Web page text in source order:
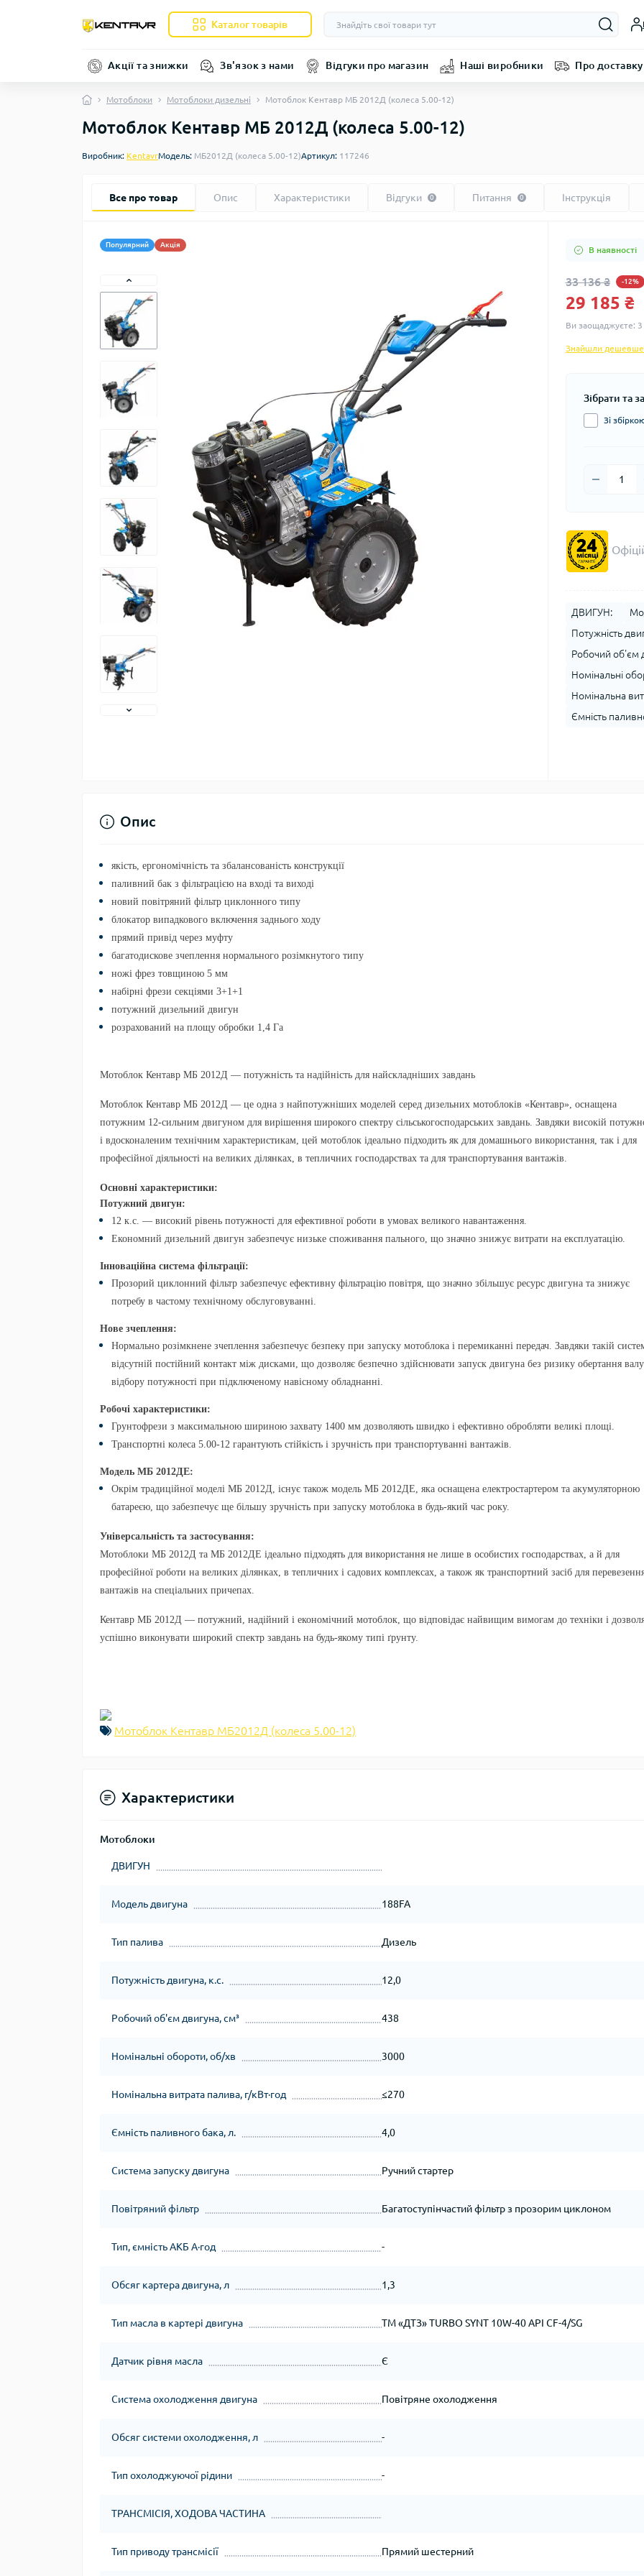
Каталог товарів
Акції та знижки Зв'язок з нами Відгуки про магазин Наші виробники Про доставку
Мотоблоки Мотоблоки дизельні Мотоблок Кентавр МБ 2012Д (колеса 5.00-12)
Мотоблок Кентавр МБ 2012Д (колеса 5.00-12)
Виробник: KentavrМодель: МБ2012Д (колеса 5.00-12)Артикул: 117246
Все про товар Опис Характеристики Відгуки 0 Питання 0 Інструкція
Популярний Акція
В наявності
33 136 ₴ -12%
29 185 ₴
Ви заощаджуєте:
Знайшли
Зібрати та
Зі
ДВИГУН:
Потужність
Робочий об'єм
Номінальні
Номінальна
Ємність
Опис
якість, ергономічність та збалансованість конструкції
паливний бак з фільтрацією на вході та виході
новий повітряний фільтр циклонного типу
блокатор випадкового включення заднього ходу
прямий привід через муфту
багатодискове зчеплення нормального розімкнутого типу
ножі фрез товщиною 5 мм
набірні фрези секціями 3+1+1
потужний дизельний двигун
розрахований на площу обробки 1,4 Га
Мотоблок Кентавр МБ 2012Д — потужність та надійність для найскладніших завдань
Мотоблок Кентавр МБ 2012Д — це одна з найпотужніших моделей серед дизельних мотоблоків «Кентавр», оснащена
потужним 12-сильним двигуном для вирішення широкого спектру сільськогосподарських завдань. Завдяки високій
і вдосконаленим технічним характеристикам, цей мотоблок ідеально підходить як для домашнього використання, так і для
професійної діяльності на великих ділянках, в тепличних господарствах та для транспортування вантажів.
Основні характеристики:
Потужний двигун:
12 к.с. — високий рівень потужності для ефективної роботи в умовах великого навантаження.
Економний дизельний двигун забезпечує низьке споживання пального, що значно знижує витрати на експлуатацію.
Інноваційна система фільтрації:
Прозорий циклонний фільтр забезпечує ефективну фільтрацію повітря, що значно збільшує ресурс двигуна та знижує
потребу в частому технічному обслуговуванні.
Нове зчеплення:
Нормально розімкнене зчеплення забезпечує безпеку при запуску мотоблока і перемиканні передач. Завдяки такій
відсутній постійний контакт між дисками, що дозволяє безпечно здійснювати запуск двигуна без ризику обертання валу
відбору потужності при підключеному навісному обладнанні.
Робочі характеристики:
Грунтофрези з максимальною шириною захвату 1400 мм дозволяють швидко і ефективно обробляти великі площі.
Транспортні колеса 5.00-12 гарантують стійкість і зручність при транспортуванні вантажів.
Модель МБ 2012ДЕ:
Окрім традиційної моделі МБ 2012Д, існує також модель МБ 2012ДЕ, яка оснащена електростартером та акумуляторною
батареєю, що забезпечує ще більшу зручність при запуску мотоблока в будь-який час року.
Універсальність та застосування:
Мотоблоки МБ 2012Д та МБ 2012ДЕ ідеально підходять для використання не лише в особистих господарствах, а й для
професійної роботи на великих ділянках, в тепличних і садових комплексах, а також як транспортний засіб для
вантажів на спеціальних причепах.
Кентавр МБ 2012Д — потужний, надійний і економічний мотоблок, що відповідає найвищим вимогам до техніки і
успішно виконувати широкий спектр завдань на будь-якому типі ґрунту.
Мотоблок Кентавр МБ2012Д (колеса 5.00-12)
Характеристики
Мотоблоки
ДВИГУН
Модель двигуна 188FA
Тип палива Дизель
Потужність двигуна, к.с. 12,0
Робочий об'єм двигуна, см³ 438
Номінальні обороти, об/хв 3000
Номінальна витрата палива, г/кВт∙год ≤270
Ємність паливного бака, л. 4,0
Система запуску двигуна Ручний стартер
Повітряний фільтр Багатоступінчастий фільтр з прозорим циклоном
Тип, ємність АКБ А∙год -
Обсяг картера двигуна, л 1,3
Тип масла в картері двигуна ТМ «ДТЗ» TURBO SYNT 10W-40 API CF-4/SG
Датчик рівня масла Є
Система охолодження двигуна Повітряне охолодження
Обсяг системи охолодження, л -
Тип охолоджуючої рідини -
ТРАНСМІСІЯ, ХОДОВА ЧАСТИНА
Тип приводу трансмісії Прямий шестерний